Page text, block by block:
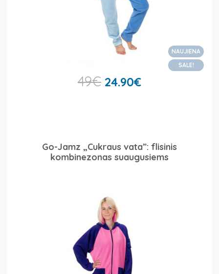
NAUJIENA
SALE!
49€ 24.90€
Go-Jamz „Cukraus vata”: flisinis
kombinezonas suaugusiems